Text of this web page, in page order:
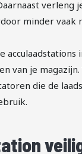
verleng
minder vaak
van je
die de